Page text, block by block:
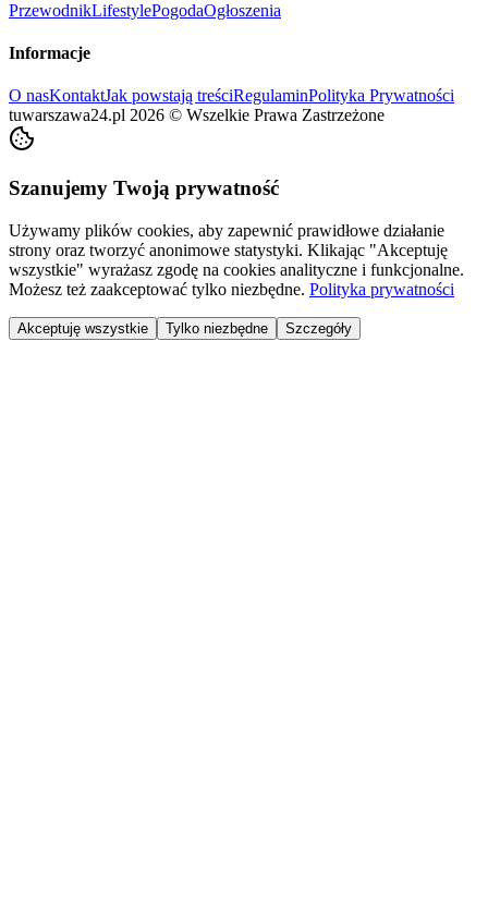
PrzewodnikLifestylePogodaOgłoszenia
Informacje
O nasKontaktJak powstają treściRegulaminPolityka Prywatności
tuwarszawa24.pl 2026 © Wszelkie Prawa Zastrzeżone
Szanujemy Twoją prywatność
Używamy plików cookies, aby zapewnić prawidłowe działanie
strony oraz tworzyć anonimowe statystyki. Klikając "Akceptuję
wszystkie" wyrażasz zgodę na cookies analityczne i funkcjonalne.
Możesz też zaakceptować tylko niezbędne. Polityka prywatności
Akceptuję wszystkie Tylko niezbędne Szczegóły